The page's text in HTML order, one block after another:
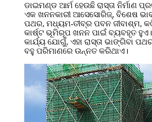
ଡାଇମଣ୍ଡ ଆର୍ମ ହେଉଛି ରାସ୍ତା ନିର୍ମାଣ
ଏକ ଖନନକାରୀ ଆସେସୋରିଜ୍, ବିଶେଷ
ପଥର, ମଧ୍ୟମ-ତୀବ୍ର ପବନ ଜୀବାଶ୍ମ,
କାର୍ଷ୍ଟ ଭୂମିରୂପ ଖନନ ପାଇଁ ବ୍ୟବହୃତ ହୁଏ।
କାର୍ଯ୍ୟ ଯୋଗୁଁ, ଏହା ରାସ୍ତା ଭାଙ୍ଗିବା
ବହୁ ପରିମାଣରେ ଉନ୍ନତ କରିଥାଏ।